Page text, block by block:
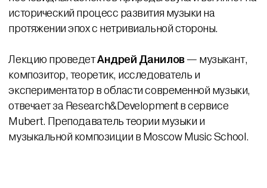
исторический процесс развития музыки на
протяжении эпох с нетривиальной стороны.
Лекцию проведетАндрей Данилов— музыкант,
композитор, теоретик, исследователь и
экспериментатор в области современной музыки,
отвечает за Research&Development в сервисе
Mubert. Преподаватель теории музыки и
музыкальной композиции в Moscow Music School.